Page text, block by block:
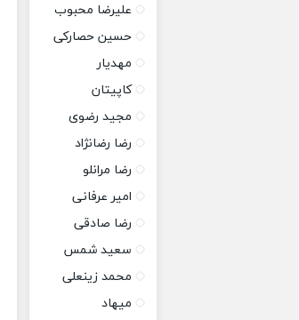
علیرضا محبوب
حسین حصارکی
مهدیار
کاپیتان
مجید رضوی
رضا رضانژاد
رضا مرانلو
امیر عرفانی
رضا صادقی
سعید شمس
محمد زینعلی
میهاد